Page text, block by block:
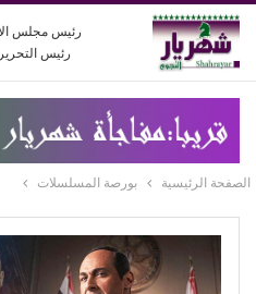
رئيس مجلس
رئيس
الصفحة الرئيسية بورصة المسلسلات